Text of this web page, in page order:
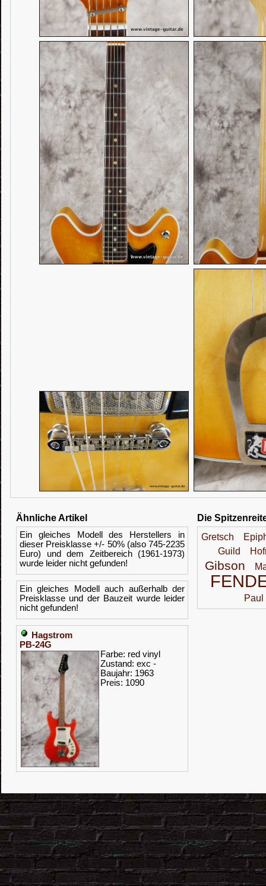
Ähnliche Artikel
Ein gleiches Modell des Herstellers in
dieser Preisklasse +/- 50% (also 745-2235
Euro) und dem Zeitbereich (1961-1973)
wurde leider nicht gefunden!
Ein gleiches Modell auch außerhalb der
Preisklasse und der Bauzeit wurde leider
nicht gefunden!
Hagstrom
PB-24G
Farbe: red vinyl
Zustand: exc -
Baujahr: 1963
Preis: 1090
Die
Gretsch
Guild
Gibson
Paul